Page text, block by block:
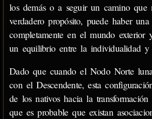
los demás o a seguir un camino que
verdadero propósito, puede haber
completamente en el mundo exterior
un equilibrio entre la individualidad y
Dado que cuando el Nodo Norte
con el Descendente, esta
de los nativos hacia la
que es probable que existan